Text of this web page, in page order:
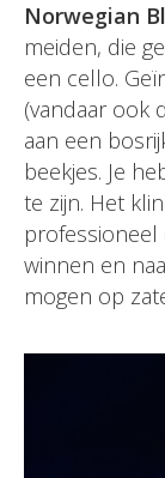
Norwegian
meiden, die
een cello.
(vandaar ook
aan een
beekjes. Je
te zijn. Het
winnen en
mogen op